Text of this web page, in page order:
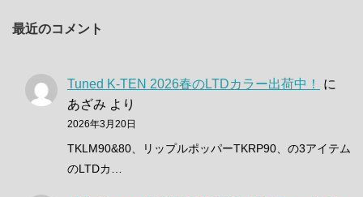
最近のコメント
Tuned K-TEN 2026春のLTDカラー出荷中！
に
あざみ より
2026年3月20日
TKLM90&80、リップルポッパーTKRP90、の3アイテム
のLTDカ…